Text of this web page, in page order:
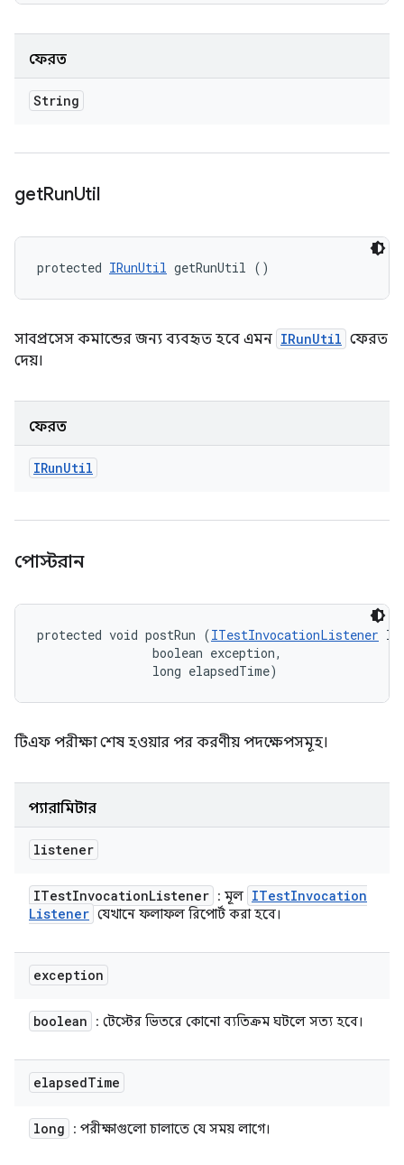
ফেরত
String
getRunUtil
protected IRunUtil getRunUtil ()
সাবপ্রসেস কমান্ডের জন্য ব্যবহৃত হবে এমন IRunUtil ফেরত
দেয়।
ফেরত
IRunUtil
পোস্টরান
protected void postRun (ITestInvocationListener
                boolean exception,
                long elapsedTime)
টিএফ পরীক্ষা শেষ হওয়ার পর করণীয় পদক্ষেপসমূহ।
প্যারামিটার
listener
ITestInvocationListener : মূল ITestInvocation
Listener যেখানে ফলাফল রিপোর্ট করা হবে।
exception
boolean : টেস্টের ভিতরে কোনো ব্যতিক্রম ঘটলে সত্য হবে।
elapsedTime
long : পরীক্ষাগুলো চালাতে যে সময় লাগে।